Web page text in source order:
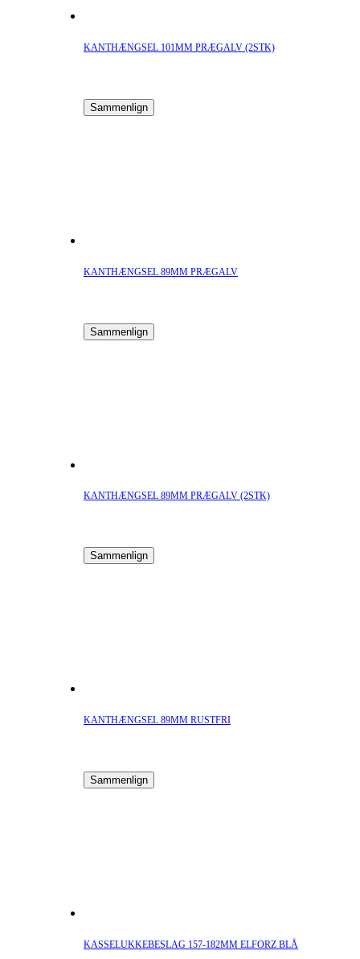
KANTHÆNGSEL 101MM PRÆGALV (2STK)
Sammenlign
KANTHÆNGSEL 89MM PRÆGALV
Sammenlign
KANTHÆNGSEL 89MM PRÆGALV (2STK)
Sammenlign
KANTHÆNGSEL 89MM RUSTFRI
Sammenlign
KASSELUKKEBESLAG 157-182MM ELFORZ BLÅ